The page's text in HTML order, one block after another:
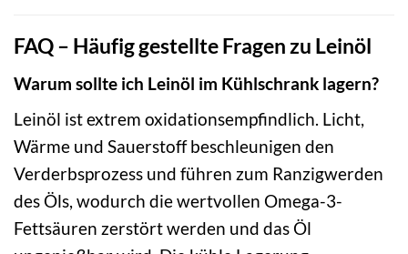
FAQ – Häufig gestellte Fragen zu Leinöl
Warum sollte ich Leinöl im Kühlschrank lagern?
Leinöl ist extrem oxidationsempfindlich. Licht,
Wärme und Sauerstoff beschleunigen den
Verderbsprozess und führen zum Ranzigwerden
des Öls, wodurch die wertvollen Omega-3-
Fettsäuren zerstört werden und das Öl